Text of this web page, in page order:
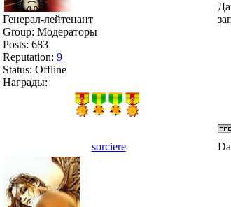
Генерал-лейтенант
Group: Модераторы
Posts: 683
Reputation: 9
Status: Offline
Награды:
sorciere